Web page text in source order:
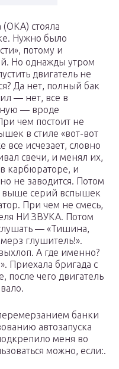
стояла
Нужно было
потому и
Но однажды утром
двигатель не
Да нет, полный бак
— нет, все в
— вроде
чем постоит не
в стиле «вот-вот
все исчезает, словно
свечи, и менял их,
карбюраторе, и
не заводится. Потом
выше серий вспышек
При чем не смесь,
НИ ЗВУКА. Потом
— «Тишина,
глушитель!».
А где именно?
Приехала бригада с
после чего двигатель
банки
автозапуска
меня во
можно, если:.